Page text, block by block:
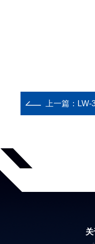
上一篇：